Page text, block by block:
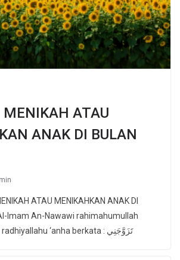
ATAU
ANAK DI BULAN
ATAU MENIKAHKAN ANAK DI
Imam An-Nawawi rahimahumullah
Ta’ala Dari Aisyah radhiyallahu ‘anha berkata : تَزَوَّجَنِي